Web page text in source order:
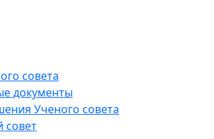
совета
документы
Ученого совета
совет